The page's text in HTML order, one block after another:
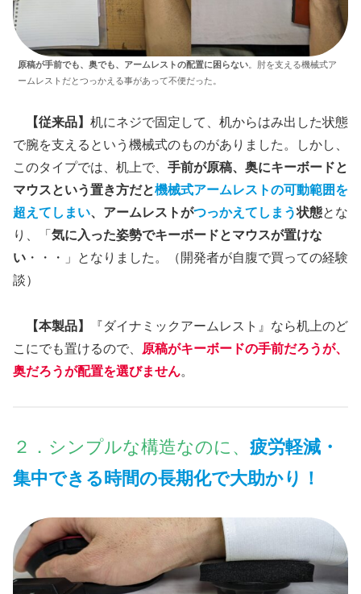
原稿が手前でも、奥でも、アームレストの配置に困らない 。肘を支える機械式ア
ームレストだとつっかえる事があって不便だった。
【従来品】 机にネジで固定して、机からはみ出した状態
で腕を支えるという機械式のものがありました。しかし、
このタイプでは、机上で、 手前が原稿、奥にキーボードと
マウスという置き方だと機械式アームレストの可動範囲を
超えてしまい、アームレストがつっかえてしまう状態とな
り、「 気に入った姿勢でキーボードとマウスが置けな
い ・・・」となりました。（開発者が自腹で買っての経験
談）
【本製品】
『ダイナミックアームレスト』なら机上のど
こにでも置けるので、
原稿がキーボードの手前だろうが、
奥だろうが配置を選びません。
２．シンプルな構造なのに、 疲労軽減・
集中できる時間の長期化で大助かり！